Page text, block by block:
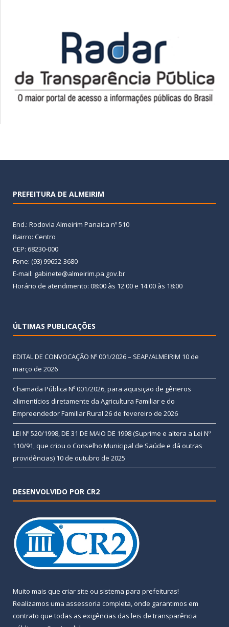
PREFEITURA DE ALMEIRIM
End.: Rodovia Almeirim Panaica nº 510
Bairro: Centro
CEP: 68230-000
Fone: (93) 99652-3680
E-mail: gabinete@almeirim.pa.gov.br
Horário de atendimento: 08:00 às 12:00 e 14:00 às 18:00
ÚLTIMAS PUBLICAÇÕES
EDITAL DE CONVOCAÇÃO Nº 001/2026 – SEAP/ALMEIRIM 10 de
março de 2026
Chamada Pública Nº 001/2026, para aquisição de gêneros
alimentícios diretamente da Agricultura Familiar e do
Empreendedor Familiar Rural 26 de fevereiro de 2026
LEI Nº 520/1998, DE 31 DE MAIO DE 1998 (Suprime e altera a Lei Nº
110/91, que criou o Conselho Municipal de Saúde e dá outras
providências) 10 de outubro de 2025
DESENVOLVIDO POR CR2
Muito mais que criar site ou sistema para prefeituras!
Realizamos uma assessoria completa, onde garantimos em
contrato que todas as exigências das leis de transparência